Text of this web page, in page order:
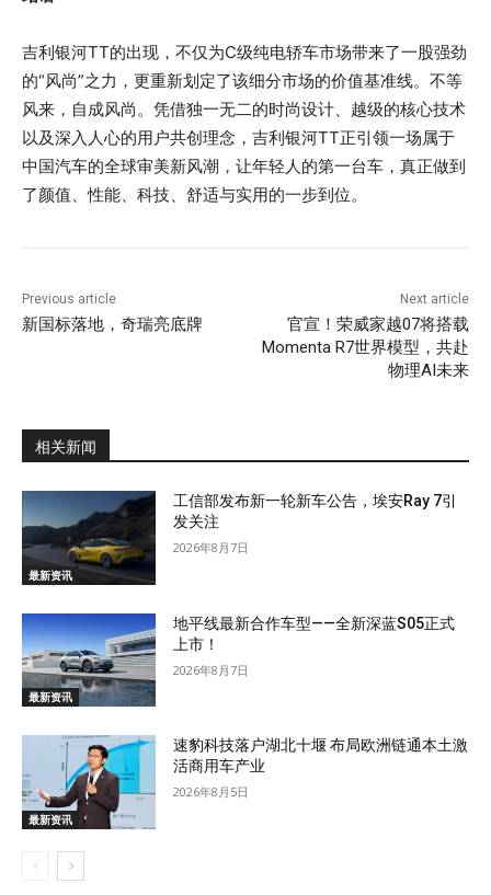
吉利银河TT的出现，不仅为C级纯电轿车市场带来了一股强劲
的“风尚”之力，更重新划定了该细分市场的价值基准线。不等
风来，自成风尚。凭借独一无二的时尚设计、越级的核心技术
以及深入人心的用户共创理念，吉利银河TT正引领一场属于
中国汽车的全球审美新风潮，让年轻人的第一台车，真正做到
了颜值、性能、科技、舒适与实用的一步到位。
Previous article
新国标落地，奇瑞亮底牌
Next article
官宣！荣威家越07将搭载
Momenta R7世界模型，共赴
物理AI未来
相关新闻
最新资讯
工信部发布新一轮新车公告，埃安Ray 7引
发关注
2026年8月7日
最新资讯
地平线最新合作车型——全新深蓝S05正式
上市！
2026年8月7日
最新资讯
速豹科技落户湖北十堰 布局欧洲链通本土激
活商用车产业
2026年8月5日